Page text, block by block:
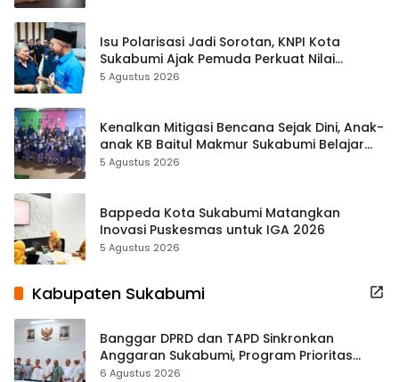
Isu Polarisasi Jadi Sorotan, KNPI Kota
Sukabumi Ajak Pemuda Perkuat Nilai
Kebangsaan
5 Agustus 2026
Kenalkan Mitigasi Bencana Sejak Dini, Anak-
anak KB Baitul Makmur Sukabumi Belajar
Lewat Boneka Tangan
5 Agustus 2026
Bappeda Kota Sukabumi Matangkan
Inovasi Puskesmas untuk IGA 2026
5 Agustus 2026
Kabupaten Sukabumi
Banggar DPRD dan TAPD Sinkronkan
Anggaran Sukabumi, Program Prioritas
hingga Pendapatan Dibahas
6 Agustus 2026